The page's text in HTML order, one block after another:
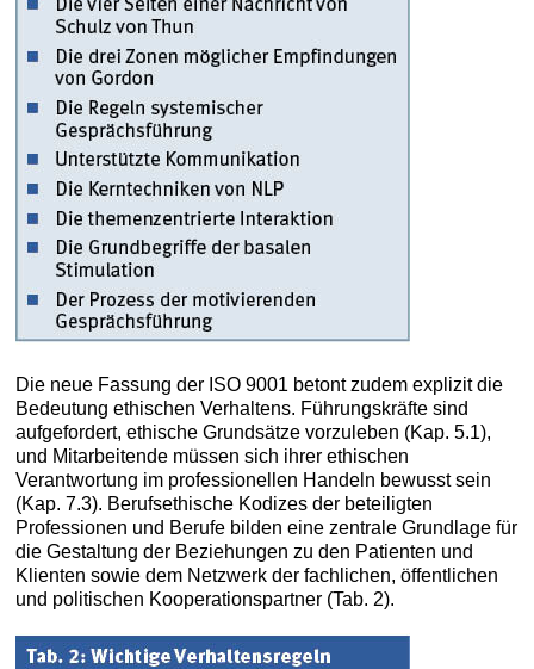
Die neue Fassung der ISO 9001 betont zudem explizit die
Bedeutung ethischen Verhaltens. Führungskräfte sind
aufgefordert, ethische Grundsätze vorzuleben (Kap. 5.1),
und Mitarbeitende müssen sich ihrer ethischen
Verantwortung im professionellen Handeln bewusst sein
(Kap. 7.3). Berufsethische Kodizes der beteiligten
Professionen und Berufe bilden eine zentrale Grundlage für
die Gestaltung der Beziehungen zu den Patienten und
Klienten sowie dem Netzwerk der fachlichen, öffentlichen
und politischen Kooperationspartner (Tab. 2).